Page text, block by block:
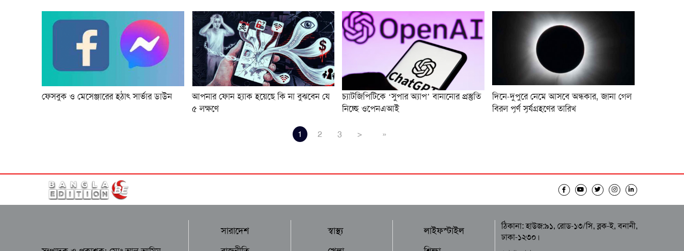
ফেসবুক ও মেসেঞ্জারের হঠাৎ সার্ভার ডাউন
আপনার ফোন হ্যাক হয়েছে কি না বুঝবেন যে
৫ লক্ষণে
চ্যাটজিপিটিকে ‘সুপার অ্যাপ’ বানানোর প্রস্তুতি
নিচ্ছে ওপেনএআই
দিনে-দুপুরে নেমে আসবে অন্ধকার, জানা গেল
বিরল পূর্ণ সূর্যগ্রহণের তারিখ
1 2 3 > »
সারাদেশ
স্বাস্থ্য
লাইফস্টাইল
ঠিকানা: হাউজ:৯১, রোড-১৩/সি, ব্লক-ই, বনানী,
ঢাকা-১২৩০।